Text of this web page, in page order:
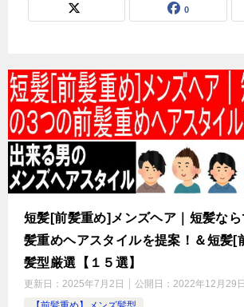
0
短髪[前髪重め]メンズヘア｜短髪な
髪重めヘアスタイルを提案！＆短髪[
髪型厳選【１５選】
更新日： 2025年7月2日 公開日： 2022年12月29日